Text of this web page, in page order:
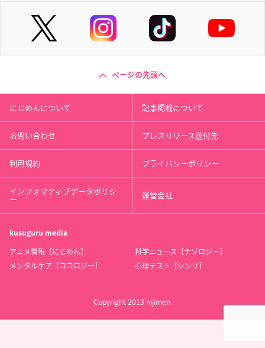
ページの先頭へ
にじめんについて 記事掲載について
お問い合わせ プレスリリース送付先
利用規約 プライバシーポリシー
インフォマティブデータポリシ
ー 運営会社
kusuguru media
アニメ情報［にじめん］
科学ニュース［ナゾロジー］
メンタルケア［ココロジー］
心理テスト［シンリ］
Copyright 2013 nijimen.